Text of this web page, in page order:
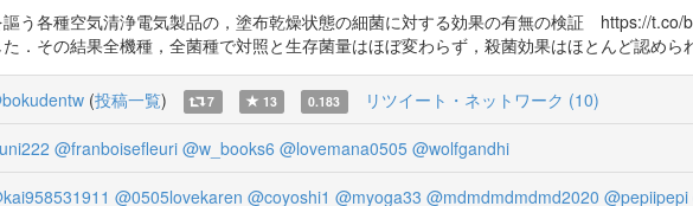
う各種空気清浄電気製品の，塗布乾燥状態の細菌に対する効果の有無の検証 https://
．その結果全機種，全菌種で対照と生存菌量はほぼ変わらず，殺菌効果はほとんど認め
(投稿一覧) 7 13 0.183 リツイート・ネットワーク (10)
@franboisefleuri @w_books6 @lovemana0505 @wolfgandhi
@0505lovekaren @coyoshi1 @myoga33 @mdmdmdmdmd2020 @pepiipepi